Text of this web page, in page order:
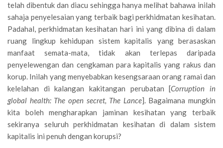
telah dibentuk dan diacu sehingga hanya melihat bahawa inilah
sahaja penyelesaian yang terbaik bagi perkhidmatan kesihatan.
Padahal, perkhidmatan kesihatan hari ini yang dibina di dalam
ruang lingkup kehidupan sistem kapitalis yang berasaskan
manfaat semata-mata, tidak akan terlepas daripada
penyelewengan dan cengkaman para kapitalis yang rakus dan
korup. Inilah yang menyebabkan kesengsaraan orang ramai dan
kelelahan di kalangan kakitangan perubatan [Corruption in
global health: The open secret, The Lance]. Bagaimana mungkin
kita boleh mengharapkan jaminan kesihatan yang terbaik
sekiranya seluruh perkhidmatan kesihatan di dalam sistem
kapitalis ini penuh dengan korupsi?